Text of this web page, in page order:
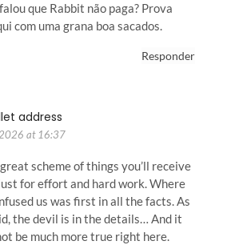
que Rabbit não paga? Prova
com uma grana boa sacados.
Responder
address
at 16:37
scheme of things you’ll receive
for effort and hard work. Where
us was first in all the facts. As
the devil is in the details… And it
be much more true right here.